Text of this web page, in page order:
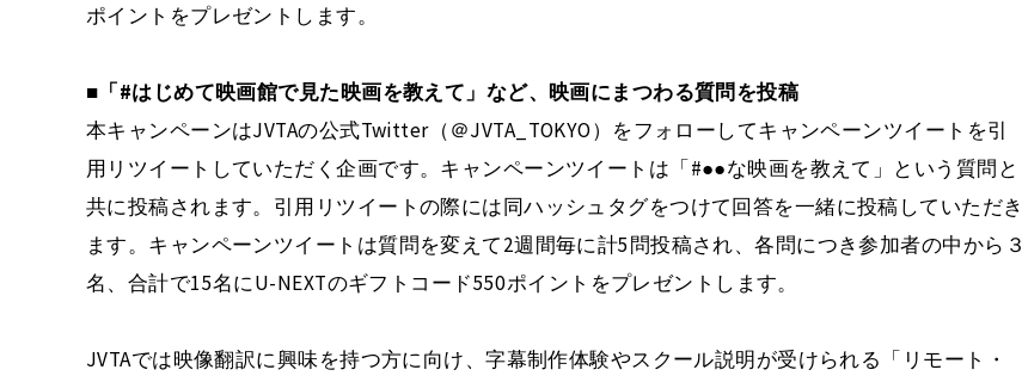
ポイントをプレゼントします。
■「#はじめて映画館で見た映画を教えて」など、映画にまつわる質問を投稿
本キャンペーンはJVTAの公式Twitter（＠JVTA_TOKYO）をフォローしてキャンペーンツイートを引
用リツイートしていただく企画です。キャンペーンツイートは「#●●な映画を教えて」という質問と
共に投稿されます。引用リツイートの際には同ハッシュタグをつけて回答を一緒に投稿していただき
ます。キャンペーンツイートは質問を変えて2週間毎に計5問投稿され、各問につき参加者の中から３
名、合計で15名にU-NEXTのギフトコード550ポイントをプレゼントします。
JVTAでは映像翻訳に興味を持つ方に向け、字幕制作体験やスクール説明が受けられる「リモート・